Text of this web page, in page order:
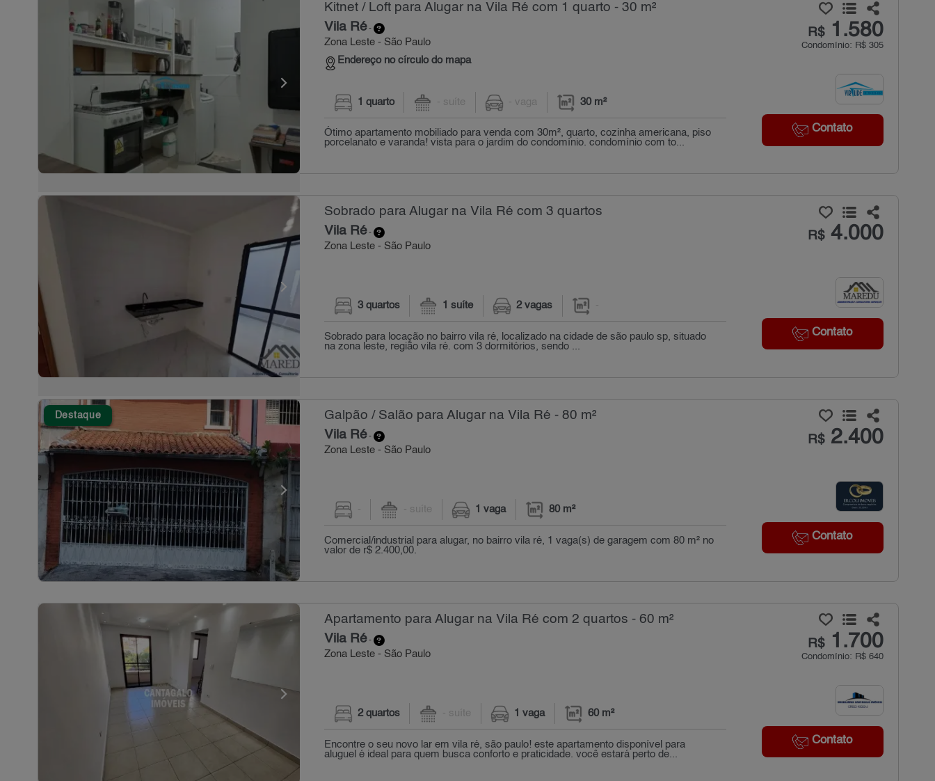
Kitnet / Loft para Alugar na Vila Ré com 1 quarto - 30 m²
Vila Ré-
Zona Leste - São Paulo
Endereço no círculo do mapa
R$1.580
Condomínio: R$ 305
Contato
1 quarto - suíte - vaga 30 m²
Ótimo apartamento mobiliado para venda com 30m², quarto, cozinha americana, piso
porcelanato e varanda! vista para o jardim do condomínio. condomínio com to...
Sobrado para Alugar na Vila Ré com 3 quartos
Vila Ré-
Zona Leste - São Paulo
R$4.000
Contato
3 quartos 1 suíte 2 vagas -
Sobrado para locação no bairro vila ré, localizado na cidade de são paulo sp, situado
na zona leste, região vila ré. com 3 dormitórios, sendo ...
Destaque Galpão / Salão para Alugar na Vila Ré - 80 m²
Vila Ré-
Zona Leste - São Paulo
R$2.400
Contato
- - suíte 1 vaga 80 m²
Comercial/industrial para alugar, no bairro vila ré, 1 vaga(s) de garagem com 80 m² no
valor de r$ 2.400,00.
Apartamento para Alugar na Vila Ré com 2 quartos - 60 m²
Vila Ré-
Zona Leste - São Paulo
R$1.700
Condomínio: R$ 640
Contato
2 quartos - suíte 1 vaga 60 m²
Encontre o seu novo lar em vila ré, são paulo! este apartamento disponível para
aluguel é ideal para quem busca conforto e praticidade. você estará perto de...